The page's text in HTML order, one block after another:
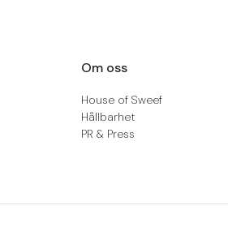
Om oss
House of Sweef
Hållbarhet
PR & Press